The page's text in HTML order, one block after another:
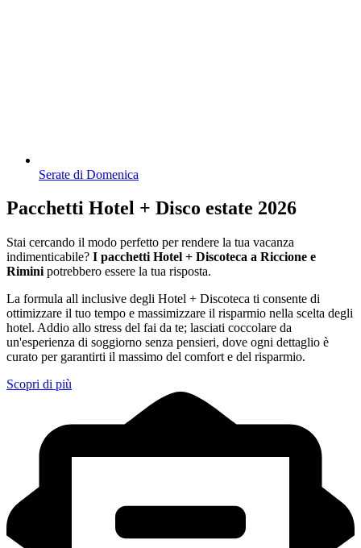
Serate di Domenica
Pacchetti Hotel + Disco estate 2026
Stai cercando il modo perfetto per rendere la tua vacanza
indimenticabile? I pacchetti Hotel + Discoteca a Riccione e
Rimini potrebbero essere la tua risposta.
La formula all inclusive degli Hotel + Discoteca ti consente di
ottimizzare il tuo tempo e massimizzare il risparmio nella scelta degli
hotel. Addio allo stress del fai da te; lasciati coccolare da
un'esperienza di soggiorno senza pensieri, dove ogni dettaglio è
curato per garantirti il massimo del comfort e del risparmio.
Scopri di più